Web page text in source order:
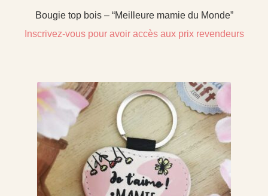
Bougie top bois – “Meilleure mamie du Monde”
Inscrivez-vous pour avoir accès aux prix revendeurs